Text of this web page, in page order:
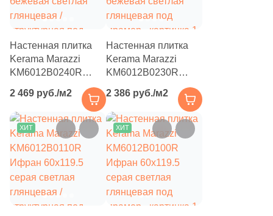
Laparet (371
Lotus ( 7)
MEI (
Mallol ( 6)
Marble Mosaic (1
Marca Corona (
Marmocer (2)
Настенная плитка
Kerama Marazzi
KM6012B0240R
бежевая светлая
глянцевая /
структурная под
мрамор
2 469 руб./м2
Настенная плитка
Kerama Marazzi
KM6012B0230R
бежевая светлая
глянцевая под
мрамор
2 386 руб./м2
ХИТ ХИТ